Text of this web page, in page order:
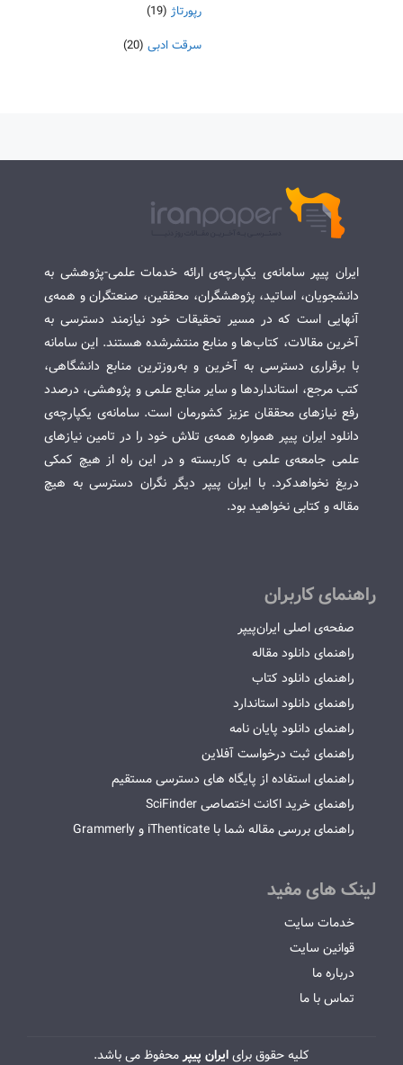
رپورتاژ (19)
سرقت ادبی (20)
ایران پیپر سامانه‌ی یکپارچه‌ی ارائه خدمات علمی-پژوهشی به
دانشجویان، اساتید، پژوهشگران، محققین، صنعتگران و همه‌ی
آنهایی است که در مسیر تحقیقات خود نیازمند دسترسی به
آخرین مقالات، کتاب‌ها و منابع منتشرشده هستند. این سامانه
با برقراری دسترسی به آخرین و به‌روزترین منابع دانشگاهی،
کتب مرجع، استانداردها و سایر منابع علمی و پژوهشی، درصدد
رفع نیازهای محققان عزیز کشورمان است. سامانه‌ی یکپارچه‌ی
دانلود ایران پیپر همواره همه‌ی تلاش خود را در تامین نیازهای
علمی جامعه‌ی علمی به کاربسته و در این راه از هیچ کمکی
دریغ نخواهدکرد. با ایران پیپر دیگر نگران دسترسی به هیچ
مقاله و کتابی نخواهید بود.
راهنمای کاربران
صفحه‌ی اصلی ایران‌پیپر
راهنمای دانلود مقاله
راهنمای دانلود کتاب
راهنمای دانلود استاندارد
راهنمای دانلود پایان نامه
راهنمای ثبت درخواست آفلاین
راهنمای استفاده از پایگاه های دسترسی مستقیم
راهنمای خرید اکانت اختصاصی SciFinder
راهنمای بررسی مقاله شما با iThenticate و Grammerly
لینک های مفید
خدمات سایت
قوانین سایت
درباره ما
تماس با ما
کلیه حقوق برایایران پیپرمحفوظ می باشد.